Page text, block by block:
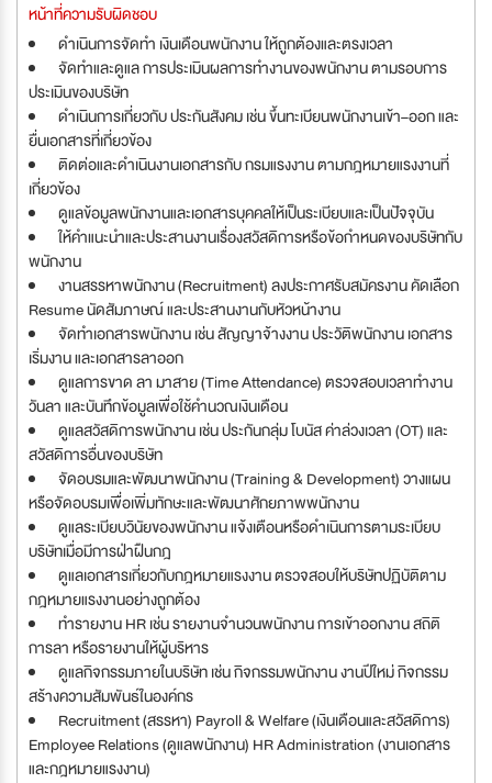
หน้าที่ความรับผิดชอบ
ดำเนินการจัดทำ เงินเดือนพนักงาน ให้ถูกต้องและตรงเวลา
จัดทำและดูแล การประเมินผลการทำงานของพนักงาน ตามรอบการ
ประเมินของบริษัท
ดำเนินการเกี่ยวกับ ประกันสังคม เช่น ขึ้นทะเบียนพนักงานเข้า–ออก และ
ยื่นเอกสารที่เกี่ยวข้อง
ติดต่อและดำเนินงานเอกสารกับ กรมแรงงาน ตามกฎหมายแรงงานที่
เกี่ยวข้อง
ดูแลข้อมูลพนักงานและเอกสารบุคคลให้เป็นระเบียบและเป็นปัจจุบัน
ให้คำแนะนำและประสานงานเรื่องสวัสดิการหรือข้อกำหนดของบริษัทกับ
พนักงาน
งานสรรหาพนักงาน (Recruitment) ลงประกาศรับสมัครงาน คัดเลือก
Resume นัดสัมภาษณ์ และประสานงานกับหัวหน้างาน
จัดทำเอกสารพนักงาน เช่น สัญญาจ้างงาน ประวัติพนักงาน เอกสาร
เริ่มงาน และเอกสารลาออก
ดูแลการขาด ลา มาสาย (Time Attendance) ตรวจสอบเวลาทำงาน
วันลา และบันทึกข้อมูลเพื่อใช้คำนวณเงินเดือน
ดูแลสวัสดิการพนักงาน เช่น ประกันกลุ่ม โบนัส ค่าล่วงเวลา (OT) และ
สวัสดิการอื่นของบริษัท
จัดอบรมและพัฒนาพนักงาน (Training & Development) วางแผน
หรือจัดอบรมเพื่อเพิ่มทักษะและพัฒนาศักยภาพพนักงาน
ดูแลระเบียบวินัยของพนักงาน แจ้งเตือนหรือดำเนินการตามระเบียบ
บริษัทเมื่อมีการฝ่าฝืนกฎ
ดูแลเอกสารเกี่ยวกับกฎหมายแรงงาน ตรวจสอบให้บริษัทปฏิบัติตาม
กฎหมายแรงงานอย่างถูกต้อง
ทำรายงาน HR เช่น รายงานจำนวนพนักงาน การเข้าออกงาน สถิติ
การลา หรือรายงานให้ผู้บริหาร
ดูแลกิจกรรมภายในบริษัท เช่น กิจกรรมพนักงาน งานปีใหม่ กิจกรรม
สร้างความสัมพันธ์ในองค์กร
Recruitment (สรรหา) Payroll & Welfare (เงินเดือนและสวัสดิการ)
Employee Relations (ดูแลพนักงาน) HR Administration (งานเอกสาร
และกฎหมายแรงงาน)